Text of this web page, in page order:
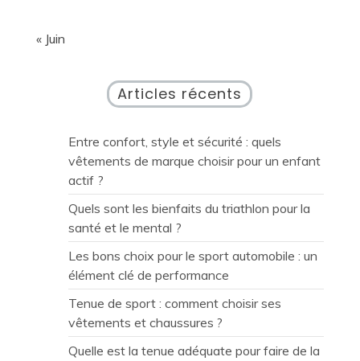
« Juin
Articles récents
Entre confort, style et sécurité : quels
vêtements de marque choisir pour un enfant
actif ?
Quels sont les bienfaits du triathlon pour la
santé et le mental ?
Les bons choix pour le sport automobile : un
élément clé de performance
Tenue de sport : comment choisir ses
vêtements et chaussures ?
Quelle est la tenue adéquate pour faire de la